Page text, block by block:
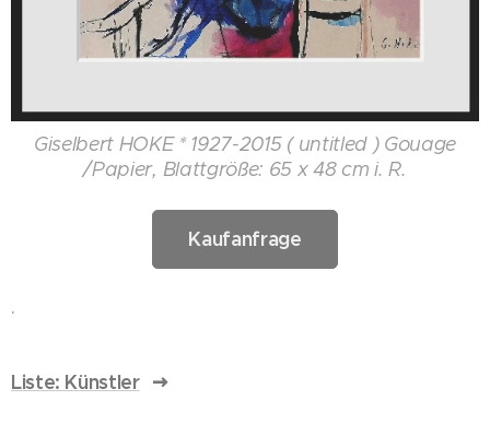
Giselbert HOKE * 1927-2015 ( untitled ) Gouage
/Papier, Blattgröße: 65 x 48 cm i. R.
Kaufanfrage
.
Liste: Künstler